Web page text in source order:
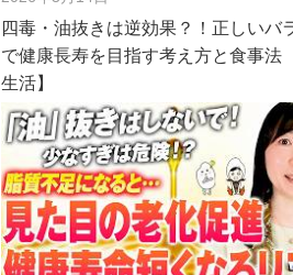
四毒・油抜きは逆効果？！正しいバ
で健康長寿を目指す考え方と食事法
生活】